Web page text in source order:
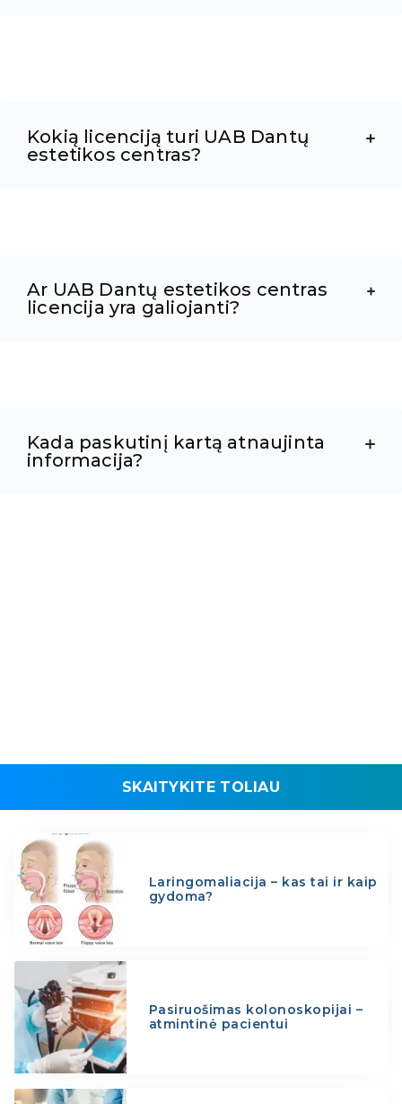
Kokią licenciją turi UAB Dantų
estetikos centras?
Ar UAB Dantų estetikos centras
licencija yra galiojanti?
Kada paskutinį kartą atnaujinta
informacija?
SKAITYKITE TOLIAU
Laringomaliacija – kas tai ir kaip
gydoma?
Pasiruošimas kolonoskopijai –
atmintinė pacientui